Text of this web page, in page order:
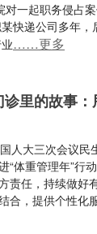
一起职务侵占
递公司多年，
……更多
里的故事
人大三次会议
“体重管理年”行
责任，持续做好
合，提供个性化